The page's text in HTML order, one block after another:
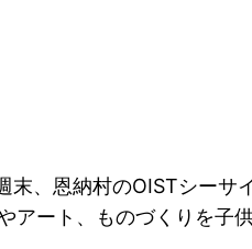
末、恩納村のOISTシーサ
ート、ものづくりを子